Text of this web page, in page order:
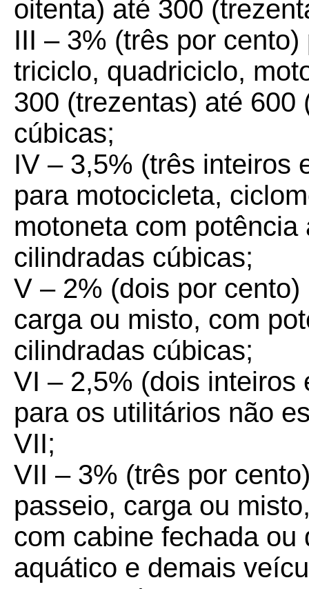
oitenta) até 300
III – 3% (três por
triciclo, quadriciclo,
300 (trezentas) até
cúbicas;
IV – 3,5% (três inteiros
para motocicleta,
motoneta com
cilindradas cúbicas;
V – 2% (dois por
carga ou misto, com
cilindradas cúbicas;
VI – 2,5% (dois inteiros
para os utilitários não
VII;
VII – 3% (três por
passeio, carga ou
com cabine fechada
aquático e demais